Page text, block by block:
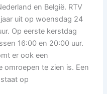
en België. RTV
uit op woensdag 24
Op eerste kerstdag
16:00 en 20:00 uur.
er ook een
omroepen te zien is. Een
op